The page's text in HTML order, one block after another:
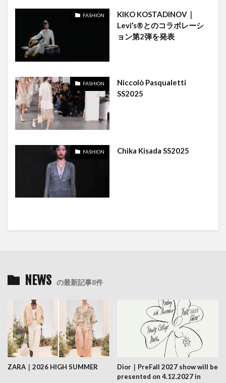
FASHION
KIKO KOSTADINOV｜
Levi’s®とのコラボレーシ
ョン第2弾を発表
FASHION
Niccolò Pasqualetti
SS2025
FASHION Chika Kisada SS2025
NEWS の最新記事8件
ZARA｜2026 HIGH SUMMER
Dior｜PreFall 2027 show will be
presented on 4.12.2027 in